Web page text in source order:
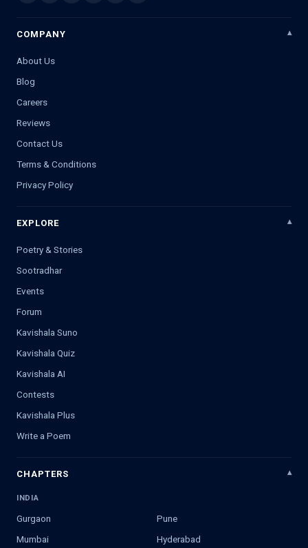
COMPANY
About Us
Blog
Careers
Reviews
Contact Us
Terms & Conditions
Privacy Policy
EXPLORE
Poetry & Stories
Sootradhar
Events
Forum
Kavishala Suno
Kavishala Quiz
Kavishala AI
Contests
Kavishala Plus
Write a Poem
CHAPTERS
INDIA
Gurgaon
Pune
Mumbai
Hyderabad